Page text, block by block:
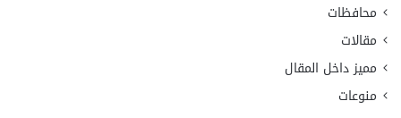
محافظات
مقالات
مميز داخل المقال
منوعات